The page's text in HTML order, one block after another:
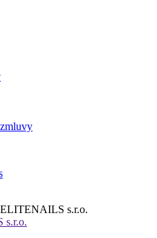
ELITENAILS s.r.o.
s.r.o.